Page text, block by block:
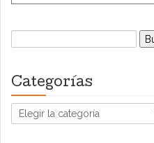
Buscar:
Categorías
Categorías